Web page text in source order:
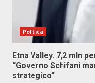
Politica
Etna Valley. 7,2 mln
“Governo Schifani
strategico”